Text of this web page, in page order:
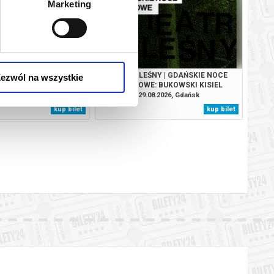
Marketing
na wszystkie
(LATINO) 29.08.26
Gdańsk
kup bilet
TEATR LEŚNY | GDAŃSKIE NOCE
JAZSOWE: BUKOWSKI KISIEL
WYBRAŃCZYK FABULI I MAGDA
KURAŚ QUINTET (PREMIERA)
29.08.2026, Gdańsk
kup bilet